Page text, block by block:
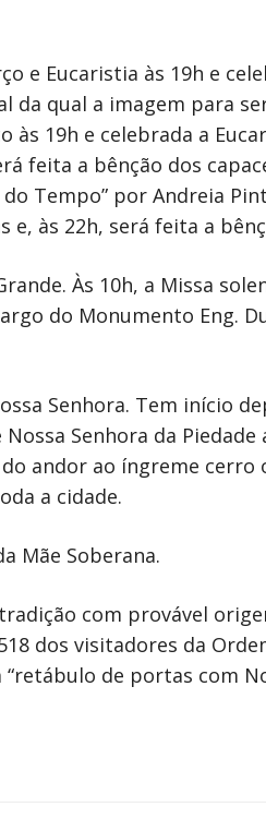
e Eucaristia às 19h e
da qual a imagem para
19h e celebrada a
feita a bênção dos
Tempo” por Andreia
às 22h, será feita a
Às 10h, a Missa
do Monumento Eng.
Senhora. Tem início
Senhora da Piedade
andor ao íngreme
a cidade.
Mãe Soberana.
com provável
dos visitadores da
de portas com